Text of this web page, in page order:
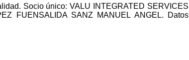
Socio único: VALU INTEGRATED SERVICES
FUENSALIDA SANZ MANUEL ANGEL. Datos